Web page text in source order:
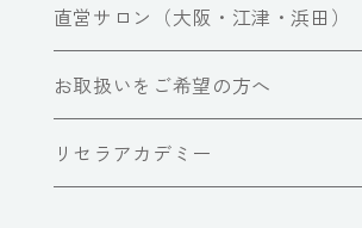
直営サロン（大阪・江津・浜田）
お取扱いをご希望の方へ
リセラアカデミー